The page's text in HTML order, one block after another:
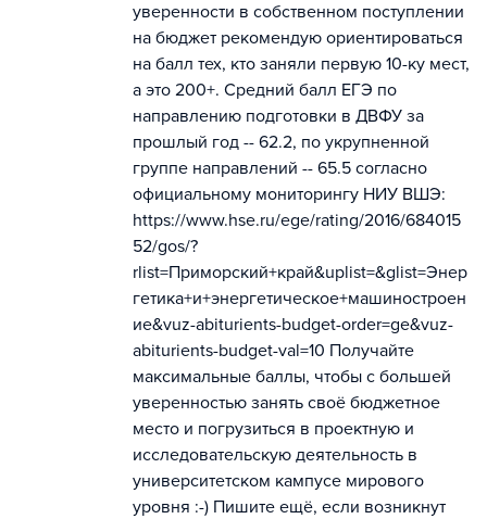
уверенности в собственном поступлении
на бюджет рекомендую ориентироваться
на балл тех, кто заняли первую 10-ку мест,
а это 200+. Средний балл ЕГЭ по
направлению подготовки в ДВФУ за
прошлый год -- 62.2, по укрупненной
группе направлений -- 65.5 согласно
официальному мониторингу НИУ ВШЭ:
https://www.hse.ru/ege/rating/2016/684015
52/gos/?
rlist=Приморский+край&uplist=&glist=Энер
гетика+и+энергетическое+машиностроен
ие&vuz-abiturients-budget-order=ge&vuz-
abiturients-budget-val=10 Получайте
максимальные баллы, чтобы с большей
уверенностью занять своё бюджетное
место и погрузиться в проектную и
исследовательскую деятельность в
университетском кампусе мирового
уровня :-) Пишите ещё, если возникнут